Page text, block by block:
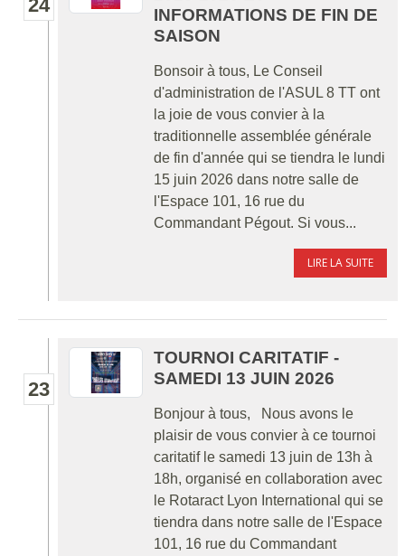
24
INFORMATIONS DE FIN DE
SAISON
Bonsoir à tous, Le Conseil
d'administration de l'ASUL 8 TT ont
la joie de vous convier à la
traditionnelle assemblée générale
de fin d'année qui se tiendra le lundi
15 juin 2026 dans notre salle de
l'Espace 101, 16 rue du
Commandant Pégout. Si vous...
LIRE LA SUITE
23
TOURNOI CARITATIF -
SAMEDI 13 JUIN 2026
Bonjour à tous, Nous avons le
plaisir de vous convier à ce tournoi
caritatif le samedi 13 juin de 13h à
18h, organisé en collaboration avec
le Rotaract Lyon International qui se
tiendra dans notre salle de l'Espace
101, 16 rue du Commandant